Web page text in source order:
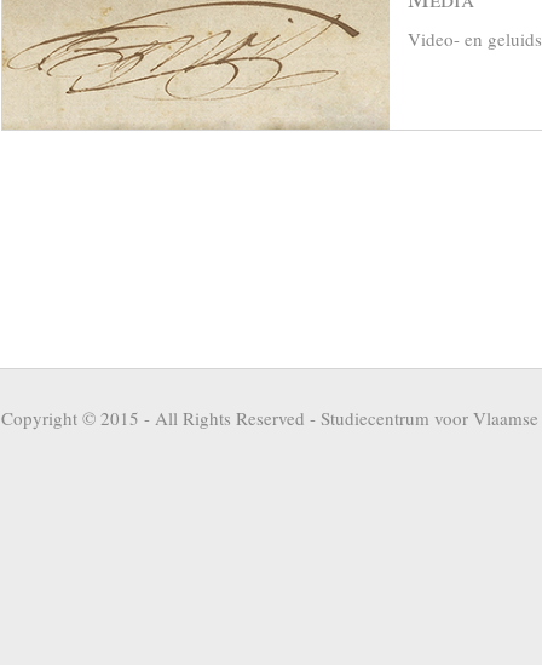
Video- en
Copyright © 2015 - All Rights Reserved - Studiecentrum voor